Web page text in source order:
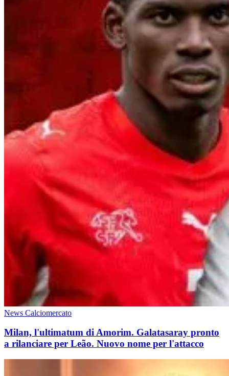
News Calciomercato
Milan, l'ultimatum di Amorim. Galatasaray pronto
a rilanciare per Leão. Nuovo nome per l'attacco